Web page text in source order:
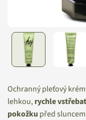
Ochranný pleťový krém
lehkou,rychle
pokožku před sluncem